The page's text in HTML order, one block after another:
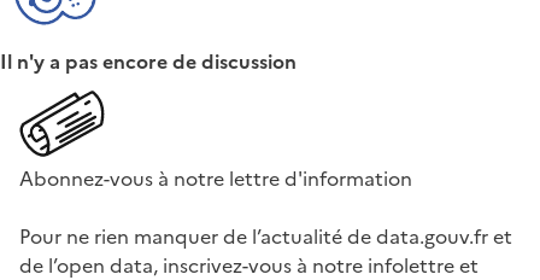
Il n'y a pas encore de discussion
Abonnez-vous à notre lettre d'information
Pour ne rien manquer de l’actualité de data.gouv.fr et
de l’open data, inscrivez-vous à notre infolettre et